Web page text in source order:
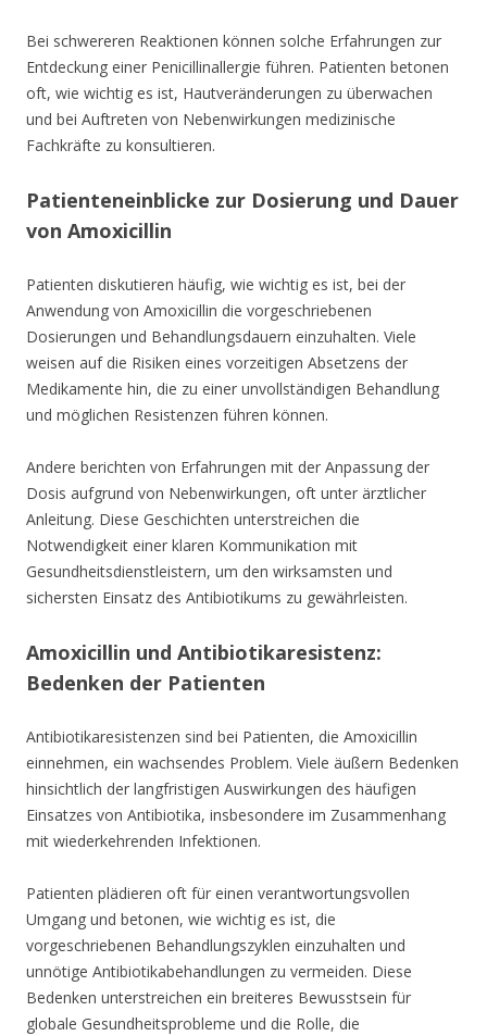
Bei schwereren Reaktionen können solche Erfahrungen zur
Entdeckung einer Penicillinallergie führen. Patienten betonen
oft, wie wichtig es ist, Hautveränderungen zu überwachen
und bei Auftreten von Nebenwirkungen medizinische
Fachkräfte zu konsultieren.
Patienteneinblicke zur Dosierung und Dauer
von Amoxicillin
Patienten diskutieren häufig, wie wichtig es ist, bei der
Anwendung von Amoxicillin die vorgeschriebenen
Dosierungen und Behandlungsdauern einzuhalten. Viele
weisen auf die Risiken eines vorzeitigen Absetzens der
Medikamente hin, die zu einer unvollständigen Behandlung
und möglichen Resistenzen führen können.
Andere berichten von Erfahrungen mit der Anpassung der
Dosis aufgrund von Nebenwirkungen, oft unter ärztlicher
Anleitung. Diese Geschichten unterstreichen die
Notwendigkeit einer klaren Kommunikation mit
Gesundheitsdienstleistern, um den wirksamsten und
sichersten Einsatz des Antibiotikums zu gewährleisten.
Amoxicillin und Antibiotikaresistenz:
Bedenken der Patienten
Antibiotikaresistenzen sind bei Patienten, die Amoxicillin
einnehmen, ein wachsendes Problem. Viele äußern Bedenken
hinsichtlich der langfristigen Auswirkungen des häufigen
Einsatzes von Antibiotika, insbesondere im Zusammenhang
mit wiederkehrenden Infektionen.
Patienten plädieren oft für einen verantwortungsvollen
Umgang und betonen, wie wichtig es ist, die
vorgeschriebenen Behandlungszyklen einzuhalten und
unnötige Antibiotikabehandlungen zu vermeiden. Diese
Bedenken unterstreichen ein breiteres Bewusstsein für
globale Gesundheitsprobleme und die Rolle, die